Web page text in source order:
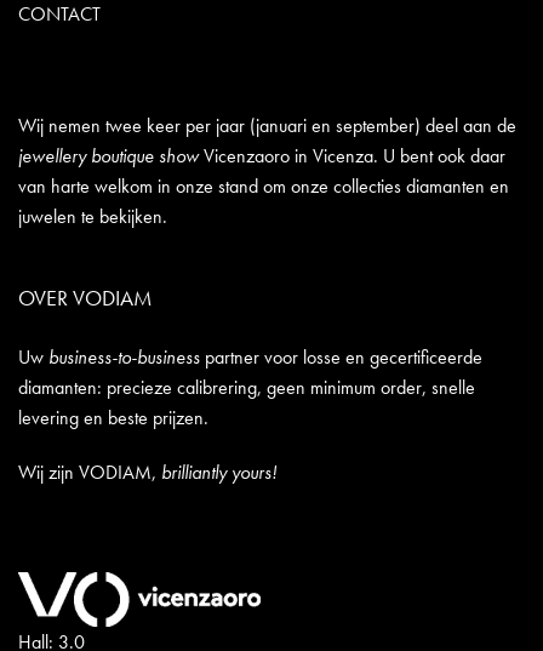
CONTACT
Wij nemen twee keer per jaar (januari en september) deel aan de
jewellery boutique showVicenzaoro in Vicenza. U bent ook daar
van harte welkom in onze stand om onze collecties diamanten en
juwelen te bekijken.
OVER VODIAM
Uw business-to-business partner voor losse en gecertificeerde
diamanten: precieze calibrering, geen minimum order, snelle
levering en beste prijzen.
Wij zijn VODIAM, brilliantly yours!
Hall: 3.0